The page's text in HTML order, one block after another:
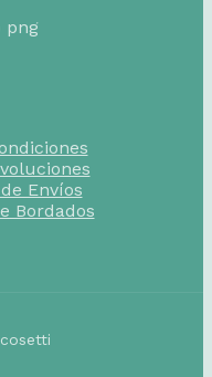
Envíos
Bordados